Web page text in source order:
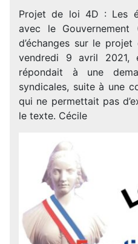
Projet de loi 4D : Les
avec le Gouvernement
d’échanges sur le
vendredi 9 avril 2021,
répondait à une
syndicales, suite à une
qui ne permettait pas
le texte. Cécile